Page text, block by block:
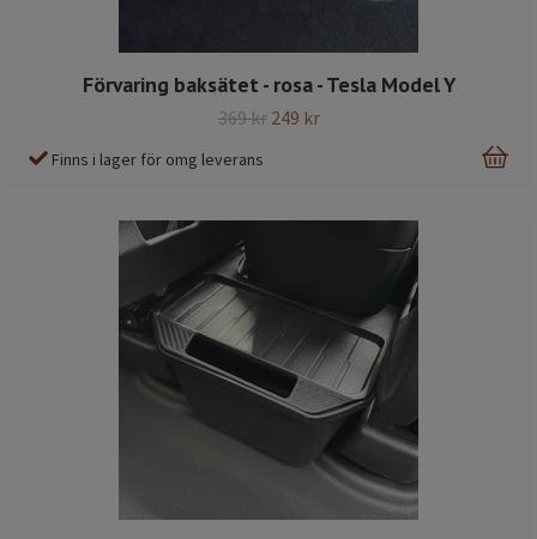
Förvaring baksätet - rosa - Tesla Model Y
369 kr 249 kr
Finns i lager för omg leverans